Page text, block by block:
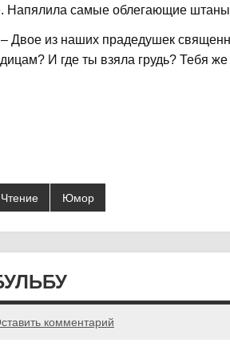
Напялила самые облегающие
Двое из наших прадедушек
И где ты взяла грудь? Тебя
Чтение Юмор
комментарий